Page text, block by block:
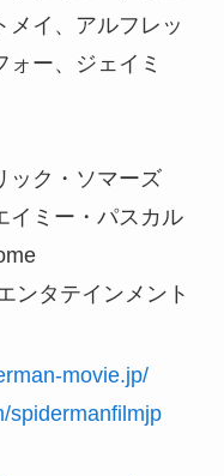
メイ、アルフレッ
ォー、ジェイミ
ック・ソマーズ
イミー・パスカル
ンタテインメント
movie.jp/
spidermanfilmjp